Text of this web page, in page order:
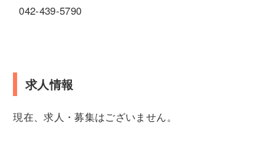
042-439-5790
求人情報
現在、求人・募集はございません。